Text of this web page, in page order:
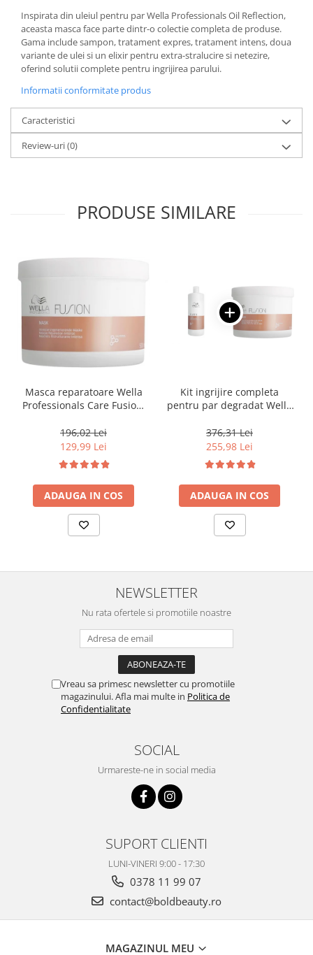
Inspirata din uleiul pentru par Wella Professionals Oil Reflection,
aceasta masca face parte dintr-o colectie completa de produse.
Gama include sampon, tratament expres, tratament intens, doua
variante de ulei si un elixir pentru extra-stralucire si netezire,
oferind solutii complete pentru ingrijirea parului.
Informatii conformitate produs
Caracteristici
Review-uri(0)
PRODUSE SIMILARE
Masca reparatoare Wella
Professionals Care Fusion,
196,02 Lei
129,99 Lei
ADAUGA IN COS
Kit ingrijire completa
pentru par degradat Wella
Salon Size
376,31 Lei
255,98 Lei
ADAUGA IN COS
NEWSLETTER
Nu rata ofertele si promotiile noastre
Vreau sa primesc newsletter cu promotiile
magazinului. Afla mai multe in Politica de
Confidentialitate
SOCIAL
Urmareste-ne in social media
SUPORT CLIENTI
LUNI-VINERI 9:00 - 17:30
0378 11 99 07
contact@boldbeauty.ro
MAGAZINUL MEU